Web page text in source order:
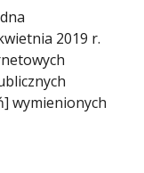
2019 r.
wymienionych